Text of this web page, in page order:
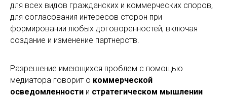
для всех видов гражданских и коммерческих споров,
для согласования интересов сторон при
формировании любых договоренностей, включая
создание и изменение партнерств.
Разрешение имеющихся проблем с помощью
медиатора говорит о коммерческой
осведомленности и стратегическом мышлении